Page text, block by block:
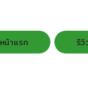
หน้าแรก รี